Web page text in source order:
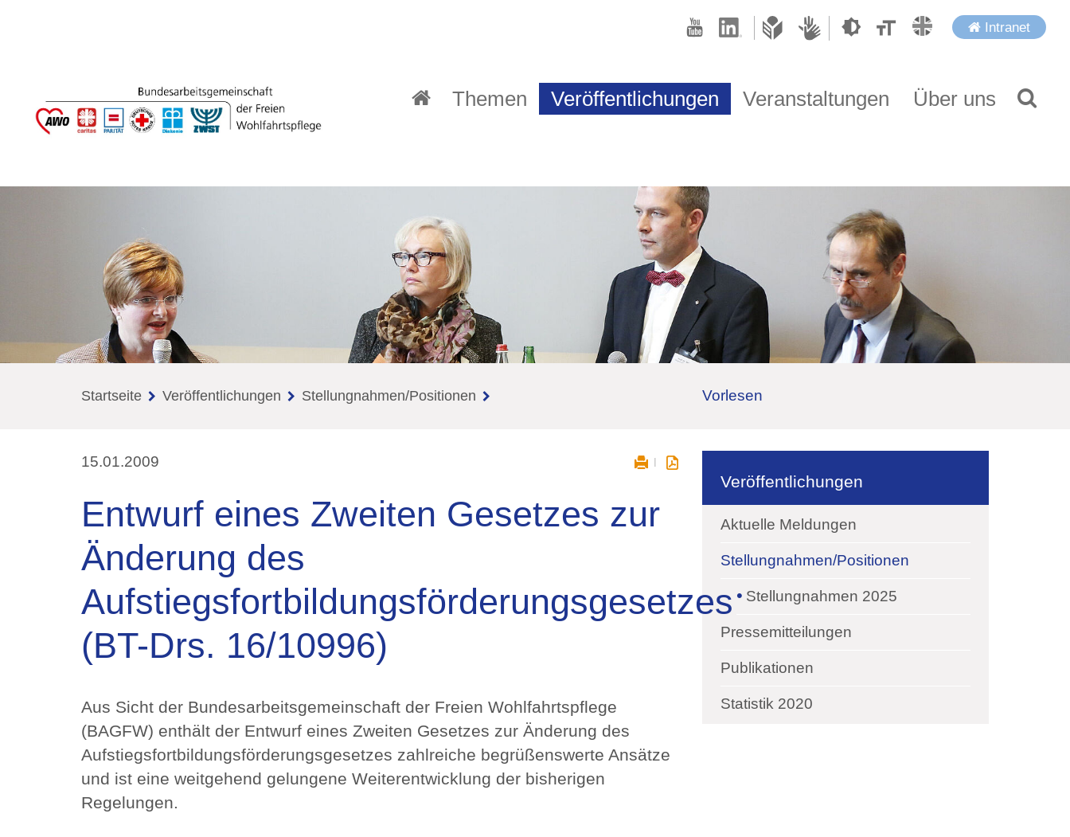
Intranet
Themen Veröffentlichungen Veranstaltungen Über uns
Startseite Veröffentlichungen Stellungnahmen/Positionen Vorlesen
15.01.2009
Entwurf eines Zweiten Gesetzes zur
Änderung des
Aufstiegsfortbildungsförderungsgesetzes
(BT-Drs. 16/10996)
Aus Sicht der Bundesarbeitsgemeinschaft der Freien Wohlfahrtspflege
(BAGFW) enthält der Entwurf eines Zweiten Gesetzes zur Änderung des
Aufstiegsfortbildungsförderungsgesetzes zahlreiche begrüßenswerte Ansätze
und ist eine weitgehend gelungene Weiterentwicklung der bisherigen
Regelungen.
Veröffentlichungen
Aktuelle Meldungen
Stellungnahmen/Positionen
Stellungnahmen 2025
Pressemitteilungen
Publikationen
Statistik 2020